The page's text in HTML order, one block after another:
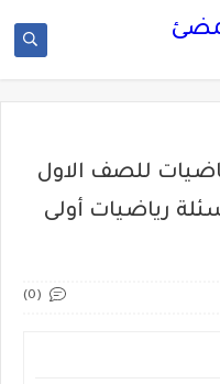
للصف الاول
رياضيات أولى
(0)